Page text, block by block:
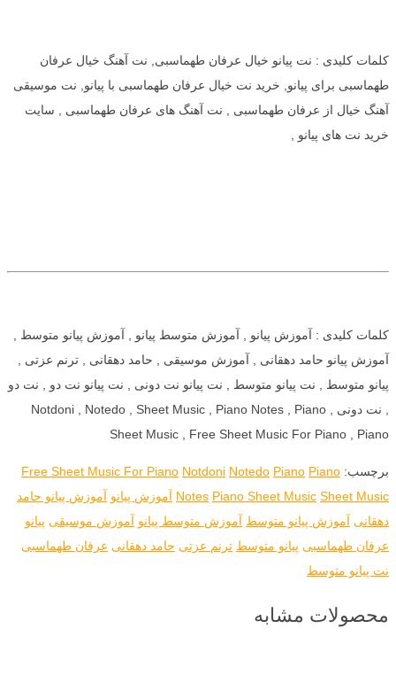
کلمات کلیدی : نت پیانو خیال عرفان طهماسبی, نت آهنگ خیال عرفان
طهماسبی برای پیانو, خرید نت خیال عرفان طهماسبی با پیانو, نت موسیقی
آهنگ خیال از عرفان طهماسبی , نت آهنگ های عرفان طهماسبی , سایت
خرید نت های پیانو ,
کلمات کلیدی : آموزش پیانو , آموزش متوسط پیانو , آموزش پیانو متوسط ,
آموزش پیانو حامد دهقانی , آموزش موسیقی , حامد دهقانی , ترنم عزتی ,
پیانو متوسط , نت پیانو متوسط , نت پیانو نت دونی , نت پیانو نت دو , نت دو
, نت دونی , Notdoni , Notedo , Sheet Music , Piano Notes , Piano
Sheet Music , Free Sheet Music For Piano , Piano
برچسب: Free Sheet Music For Piano Notdoni Notedo Piano Piano
Notes Piano Sheet Music Sheet Music آموزش پیانو آموزش پیانو حامد
دهقانی آموزش پیانو متوسط آموزش متوسط پیانو آموزش موسیقی پیانو
عرفان طهماسبی پیانو متوسط ترنم عزتی حامد دهقانی عرفان طهماسبی
نت پیانو متوسط
محصولات مشابه